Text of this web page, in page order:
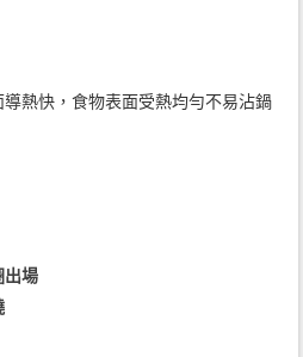
導熱快，食物表面受熱均勻不易沾鍋
場